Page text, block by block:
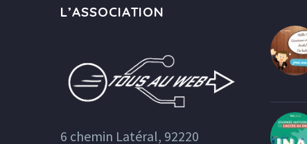
L’ASSOCIATION
6 chemin Latéral, 92220